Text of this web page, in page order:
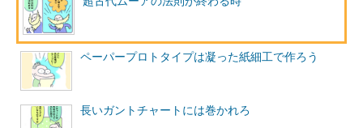
ペーパープロトタイプは凝った紙細工で作ろう
長いガントチャートには巻かれろ